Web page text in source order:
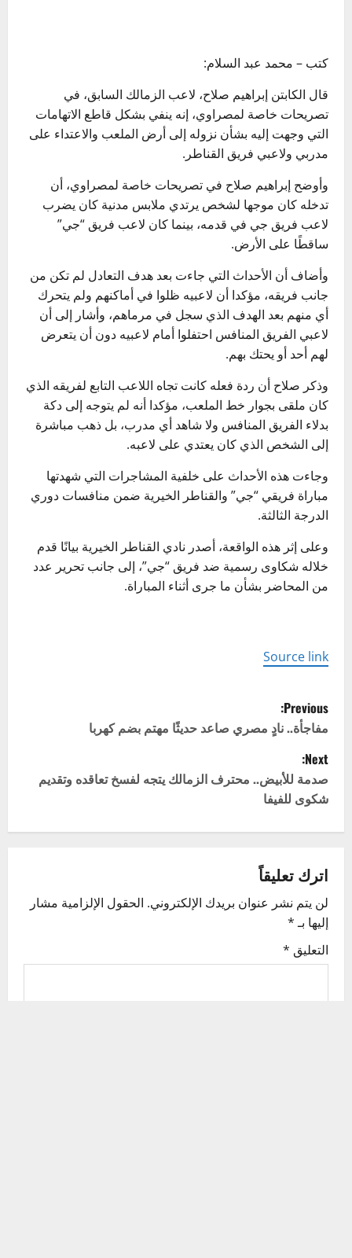
كتب – محمد عبد السلام:
قال الكابتن إبراهيم صلاح، لاعب الزمالك السابق، في
تصريحات خاصة لمصراوي، إنه ينفي بشكل قاطع الاتهامات
التي وجهت إليه بشأن نزوله إلى أرض الملعب والاعتداء على
مدربي ولاعبي فريق القناطر.
وأوضح إبراهيم صلاح في تصريحات خاصة لمصراوي، أن
تدخله كان موجها لشخص يرتدي ملابس مدنية كان يضرب
لاعب فريق جي في قدمه، بينما كان لاعب فريق “جي”
ساقطًا على الأرض.
وأضاف أن الأحداث التي جاءت بعد هدف التعادل لم تكن من
جانب فريقه، مؤكدا أن لاعبيه ظلوا في أماكنهم ولم يتحرك
أي منهم بعد الهدف الذي سجل في مرماهم، وأشار إلى أن
لاعبي الفريق المنافس احتفلوا أمام لاعبيه دون أن يتعرض
لهم أحد أو يحتك بهم.
وذكر صلاح أن ردة فعله كانت تجاه اللاعب التابع لفريقه الذي
كان ملقى بجوار خط الملعب، مؤكدا أنه لم يتوجه إلى دكة
بدلاء الفريق المنافس ولا شاهد أي مدرب، بل ذهب مباشرة
إلى الشخص الذي كان يعتدي على لاعبه.
وجاءت هذه الأحداث على خلفية المشاجرات التي شهدتها
مباراة فريقي “جي” والقناطر الخيرية ضمن منافسات دوري
الدرجة الثالثة.
وعلى إثر هذه الواقعة، أصدر نادي القناطر الخيرية بيانًا قدم
خلاله شكاوى رسمية ضد فريق “جي”، إلى جانب تحرير عدد
من المحاضر بشأن ما جرى أثناء المباراة.
Source link
P
o
s
t
n
a
v
i
g
Previous:
مفاجأة.. نادٍ مصري صاعد حديثًا مهتم بضم كهربا
Next:
صدمة للأبيض.. محترف الزمالك يتجه لفسخ تعاقده وتقديم
شكوى للفيفا
اترك تعليقاً
لن يتم نشر عنوان بريدك الإلكتروني. الحقول الإلزامية مشار
إليها بـ*
التعليق *